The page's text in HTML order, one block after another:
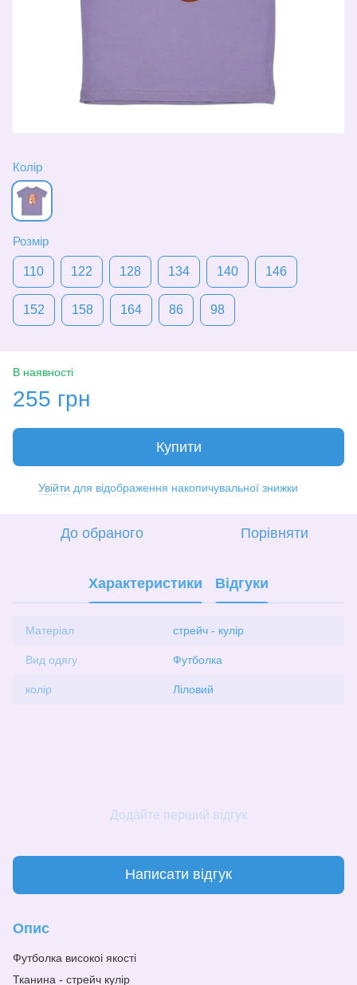
Колір
Розмір
110 122 128 134 140 146
152 158 164 86 98
В наявності
255 грн
Купити
Увійти для відображення накопичувальної знижки
До обраного Порівняти
Характеристики Відгуки
Матеріал стрейч - кулір
Вид одягу Футболка
колір Ліловий
Додайте перший відгук
Написати відгук
Опис
Футболка високоі якості
Тканина - стрейч кулір